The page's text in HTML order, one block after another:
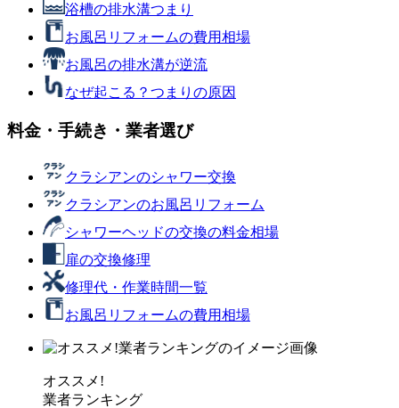
浴槽の排水溝つまり
お風呂リフォームの費用相場
お風呂の排水溝が逆流
なぜ起こる？つまりの原因
料金・手続き・業者選び
クラシアンのシャワー交換
クラシアンのお風呂リフォーム
シャワーヘッドの交換の料金相場
扉の交換修理
修理代・作業時間一覧
お風呂リフォームの費用相場
オススメ!
業者ランキング